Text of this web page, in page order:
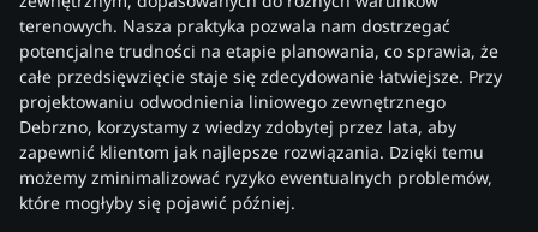
terenowych. Nasza praktyka pozwala nam dostrzegać
potencjalne trudności na etapie planowania, co sprawia, że
całe przedsięwzięcie staje się zdecydowanie łatwiejsze. Przy
projektowaniu odwodnienia liniowego zewnętrznego
Debrzno, korzystamy z wiedzy zdobytej przez lata, aby
zapewnić klientom jak najlepsze rozwiązania. Dzięki temu
możemy zminimalizować ryzyko ewentualnych problemów,
które mogłyby się pojawić później.